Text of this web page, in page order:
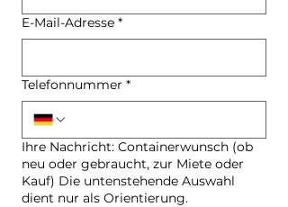
E-Mail-Adresse *
Telefonnummer *
Ihre Nachricht: Containerwunsch (ob
neu oder gebraucht, zur Miete oder
Kauf) Die untenstehende Auswahl
dient nur als Orientierung.